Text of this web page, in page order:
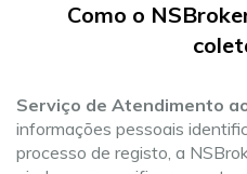
Como o
Serviço de Atendimento
informações pessoais
processo de registo, a